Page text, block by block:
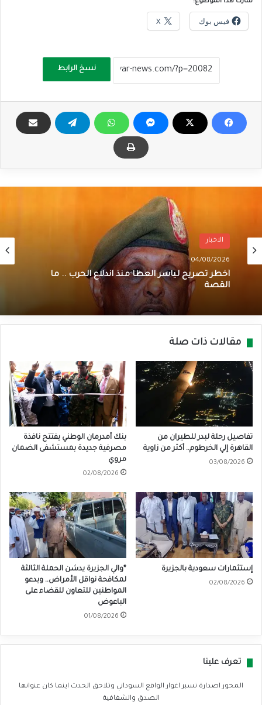
فيس بوك X
نسخ الرابط
الاخبار
04/08/2026
أخطر تصريح لياسر العطا منذ اندلاع الحرب .. ما
القصة
مقالات ذات صلة
تفاصيل رحلة لبدر للطيران من
القاهرة إلي الخرطوم.. أكثر من زاوية
03/08/2026
بنك أمدرمان الوطني يفتتح نافذة
مصرفية جديدة بمستشفى الضمان
مروي
02/08/2026
إستثمارات سعودية بالجزيرة
02/08/2026
*والي الجزيرة يدشن الحملة الثالثة
لمكافحة نواقل الأمراض.. ويدعو
المواطنين للتعاون للقضاء على
الباعوض
01/08/2026
تعرف علينا
المحور اصدارة تسبر اغوار الواقع السوداني وتلاحق الحدث اينما كان عنوانها
الصدق والشفافية